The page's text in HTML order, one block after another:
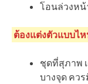
โอนล่วงหน้
ต้องแต่งตัวแบบไ
ชุดที่สุภาพ
บางจุด คว